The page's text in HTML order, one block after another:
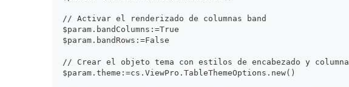
// Activar el renderizado de columnas band
$param.bandColumns:=True
$param.bandRows:=False
// Crear el objeto tema con estilos de encabezado y columna
$param.theme:=cs.ViewPro.TableThemeOptions.new()